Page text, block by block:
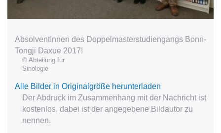
AbsolventInnen des Doppelmasterstudiengangs Bonn-
Tongji Daxue 2017!
© Abteilung für
Sinologie
Alle Bilder in Originalgröße herunterladen
Der Abdruck im Zusammenhang mit der Nachricht ist
kostenlos, dabei ist der angegebene Bildautor zu
nennen.